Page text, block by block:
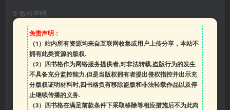
© 版权声明
免责声明：
（1）站内所有资源均来自互联网收集或用户上传分享，本站不
拥有此类资源的版权.
（2）四书格作为网络服务提供者,对非法转载,盗版行为的发生
不具备充分监控能力.但是当版权拥有者提出侵权指控并出示充
分版权证明材料时,四书格负有移除盗版和非法转载作品以及停
止继续传播的义务.
（3）四书格在满足前款条件下采取移除等相应措施后不为此向